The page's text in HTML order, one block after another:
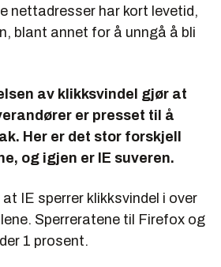
nettadresser har kort levetid,
blant annet for å unngå å bli
av klikksvindel gjør at
er presset til å
Her er det stor forskjell
og igjen er IE suveren.
IE sperrer klikksvindel i over
Sperreratene til Firefox og
1 prosent.